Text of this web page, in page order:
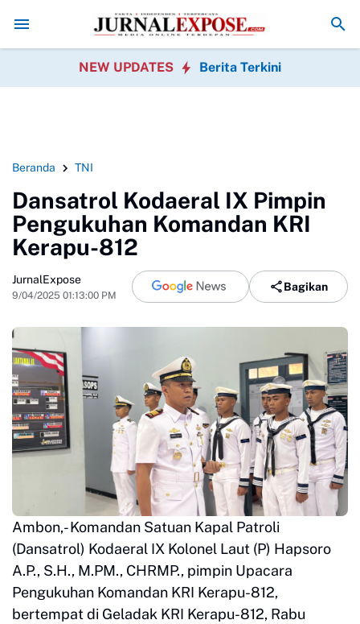
Soroti Dugaan Penyimpangan Program P3TGAI 2026 Bersama
NEW UPDATES Berita Terkini
Beranda TNI
Dansatrol Kodaeral IX Pimpin
Pengukuhan Komandan KRI
Kerapu-812
JurnalExpose
9/04/2025 01:13:00 PM
Bagikan
Ambon,- Komandan Satuan Kapal Patroli
(Dansatrol) Kodaeral IX Kolonel Laut (P) Hapsoro
A.P., S.H., M.PM., CHRMP., pimpin Upacara
Pengukuhan Komandan KRI Kerapu-812,
bertempat di Geladak KRI Kerapu-812, Rabu